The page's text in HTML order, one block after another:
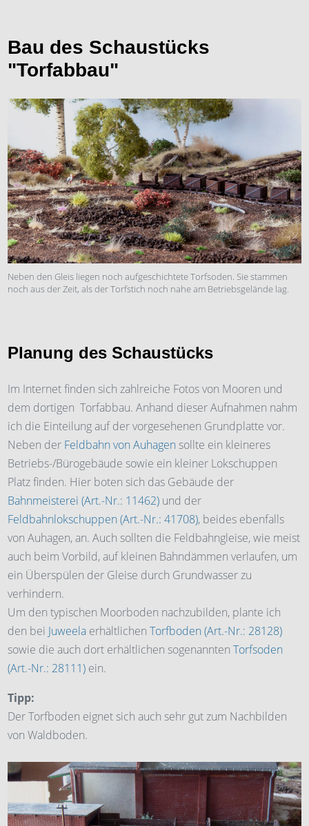
Bau des Schaustücks
"Torfabbau"
Neben den Gleis liegen noch aufgeschichtete Torfsoden. Sie stammen
noch aus der Zeit, als der Torfstich noch nahe am Betriebsgelände lag.
Planung des Schaustücks
Im Internet finden sich zahlreiche Fotos von Mooren und
dem dortigen Torfabbau. Anhand dieser Aufnahmen nahm
ich die Einteilung auf der vorgesehenen Grundplatte vor.
Neben der Feldbahn von Auhagen sollte ein kleineres
Betriebs-/Bürogebäude sowie ein kleiner Lokschuppen
Platz finden. Hier boten sich das Gebäude der
Bahnmeisterei (Art.-Nr.: 11462) und der
Feldbahnlokschuppen (Art.-Nr.: 41708), beides ebenfalls
von Auhagen, an. Auch sollten die Feldbahngleise, wie meist
auch beim Vorbild, auf kleinen Bahndämmen verlaufen, um
ein Überspülen der Gleise durch Grundwasser zu
verhindern.
Um den typischen Moorboden nachzubilden, plante ich
den bei Juweela erhältlichenTorfboden (Art.-Nr.: 28128)
sowie die auch dort erhältlichen sogenanntenTorfsoden
(Art.-Nr.: 28111) ein.
Tipp:
Der Torfboden eignet sich auch sehr gut zum Nachbilden
von Waldboden.